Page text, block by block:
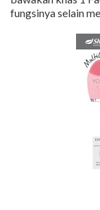
fungsinya selain